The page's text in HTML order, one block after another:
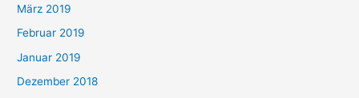
März 2019
Februar 2019
Januar 2019
Dezember 2018